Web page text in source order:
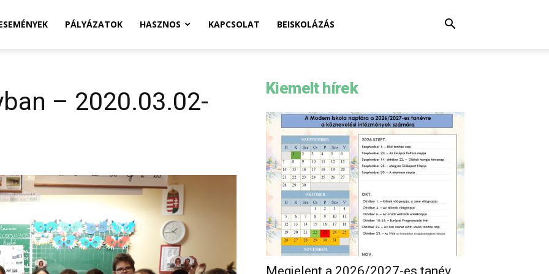
PÁLYÁZATOK HASZNOS KAPCSOLAT BEISKOLÁZÁS
– 2020.03.02-
Kiemelt hírek
Megjelent a 2026/2027-es tanév